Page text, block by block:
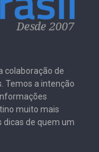
colaboração de
Temos a intenção
muito mais
dicas de quem um